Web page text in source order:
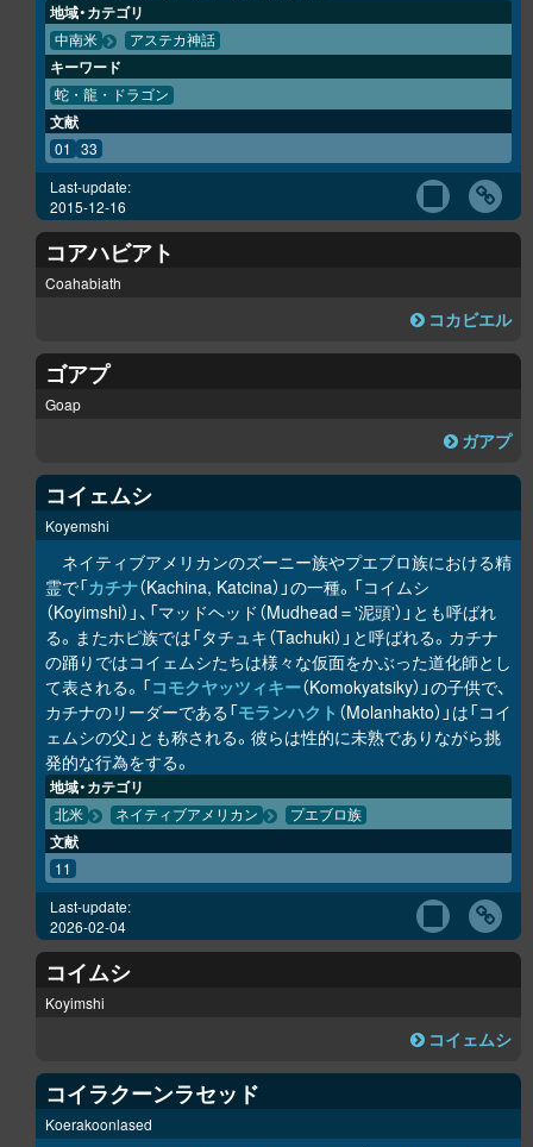
地域・カテゴリ
中南米 アステカ神話
キーワード
蛇・龍・ドラゴン
文献
01 33
Last-update:
2015-12-16
コアハビアト
Coahabiath
コカビエル
ゴアプ
Goap
ガアプ
コイェムシ
Koyemshi
ネイティブアメリカンのズーニー族やプエブロ族における精
霊で「カチナ（Kachina, Katcina）」の一種。「コイムシ
（Koyimshi）」、「マッドヘッド（Mudhead＝'泥頭'）」とも呼ばれ
る。またホピ族では「タチュキ（Tachuki）」と呼ばれる。カチナ
の踊りではコイェムシたちは様々な仮面をかぶった道化師とし
て表される。「コモクヤッツィキー（Komokyatsiky）」の子供で、
カチナのリーダーである「モランハクト （Molanhakto）」は「コイ
ェムシの父」とも称される。彼らは性的に未熟でありながら挑
発的な行為をする。
地域・カテゴリ
北米 ネイティブアメリカン プエブロ族
文献
11
Last-update:
2026-02-04
コイムシ
Koyimshi
コイェムシ
コイラクーンラセッド
Koerakoonlased